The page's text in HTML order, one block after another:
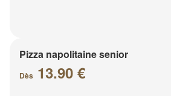
Pizza napolitaine senior
Dès 13.90 €